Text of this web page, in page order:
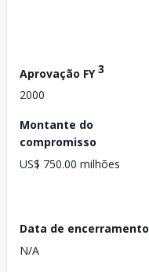
Aprovação FY3
2000
Montante do
compromisso
US$ 750.00 milhões
Data de encerramento
N/A